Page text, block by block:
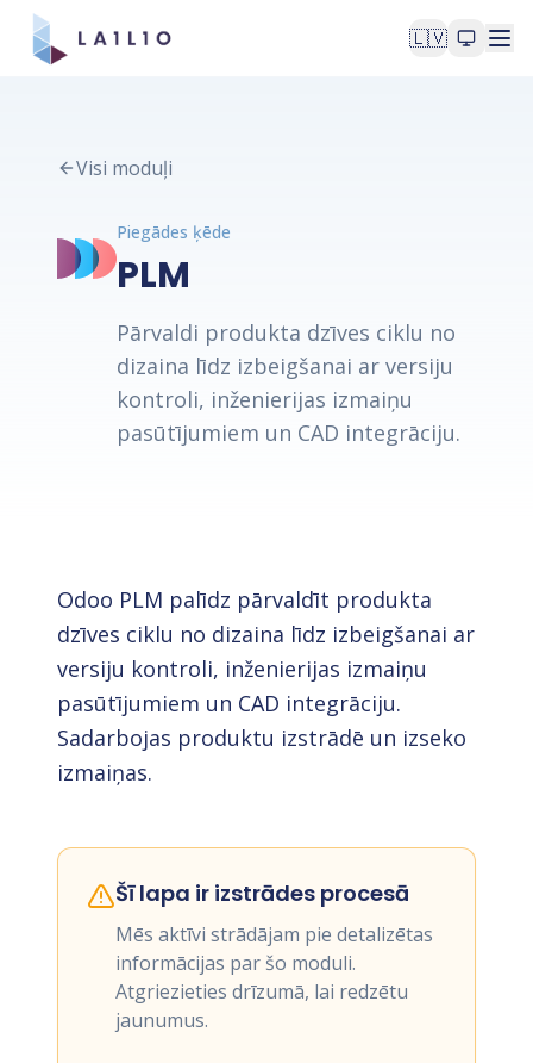
🇱🇻
Visi moduļi
Piegādes ķēde
PLM
Pārvaldi produkta dzīves ciklu no
dizaina līdz izbeigšanai ar versiju
kontroli, inženierijas izmaiņu
pasūtījumiem un CAD integrāciju.
Odoo PLM palīdz pārvaldīt produkta
dzīves ciklu no dizaina līdz izbeigšanai ar
versiju kontroli, inženierijas izmaiņu
pasūtījumiem un CAD integrāciju.
Sadarbojas produktu izstrādē un izseko
izmaiņas.
Šī lapa ir izstrādes procesā
Mēs aktīvi strādājam pie detalizētas
informācijas par šo moduli.
Atgriezieties drīzumā, lai redzētu
jaunumus.